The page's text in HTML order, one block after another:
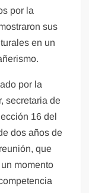
por la
sus
en un
por la
secretaria de
16 del
dos años de
que
momento